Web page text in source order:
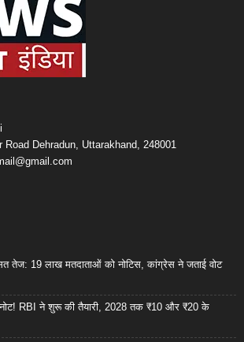
Road Dehradun, Uttarakhand, 248001
तेज: 19 लाख मतदाताओं को नोटिस, कांग्रेस ने जताई वोट
RBI ने शुरू की तैयारी, 2028 तक ₹10 और ₹20 के